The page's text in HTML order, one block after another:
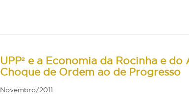
UPP² e a Economia da Rocinha e do
Choque de Ordem ao de Progresso
Novembro/2011